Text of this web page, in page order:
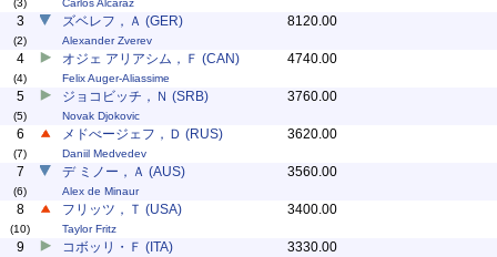
(3) Carlos Alcaraz
3
(2)
ズベレフ，Ａ (GER)
Alexander Zverev
8120.00
4
(4)
オジェ アリアシム，Ｆ (CAN)
Felix Auger-Aliassime
4740.00
5
(5)
ジョコビッチ，Ｎ (SRB)
Novak Djokovic
3760.00
6
(7)
メドべージェフ，Ｄ (RUS)
Daniil Medvedev
3620.00
7
(6)
デ ミノー，Ａ (AUS)
Alex de Minaur
3560.00
8
(10)
フリッツ，Ｔ (USA)
Taylor Fritz
3400.00
9 コボッリ・Ｆ (ITA) 3330.00